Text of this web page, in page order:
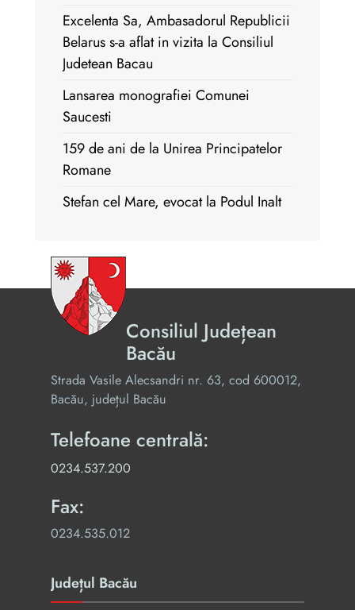
Excelenta Sa, Ambasadorul Republicii
Belarus s-a aflat in vizita la Consiliul
Judetean Bacau
Lansarea monografiei Comunei
Saucesti
159 de ani de la Unirea Principatelor
Romane
Stefan cel Mare, evocat la Podul Inalt
Consiliul Județean
Bacău
Strada Vasile Alecsandri nr. 63, cod 600012,
Bacău, județul Bacău
Telefoane centrală:
0234.537.200
Fax:
0234.535.012
Județul Bacău